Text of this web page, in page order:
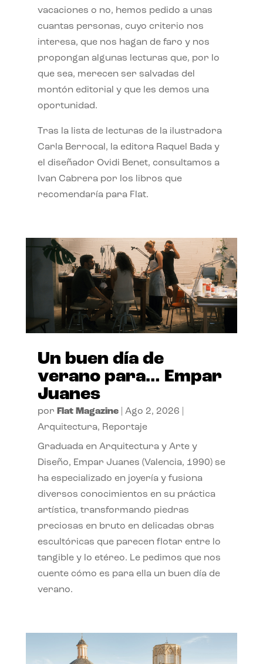
vacaciones o no, hemos pedido a unas
cuantas personas, cuyo criterio nos
interesa, que nos hagan de faro y nos
propongan algunas lecturas que, por lo
que sea, merecen ser salvadas del
montón editorial y que les demos una
oportunidad.
Tras la lista de lecturas de la ilustradora
Carla Berrocal, la editora Raquel Bada y
el diseñador Ovidi Benet, consultamos a
Ivan Cabrera por los libros que
recomendaría para Flat.
Un buen día de
verano para… Empar
Juanes
por Flat Magazine| Ago 2, 2026
Arquitectura, Reportaje
Graduada en Arquitectura y Arte y
Diseño, Empar Juanes (Valencia, 1990) se
ha especializado en joyería y fusiona
diversos conocimientos en su práctica
artística, transformando piedras
preciosas en bruto en delicadas obras
escultóricas que parecen flotar entre lo
tangible y lo etéreo. Le pedimos que nos
cuente cómo es para ella un buen día de
verano.